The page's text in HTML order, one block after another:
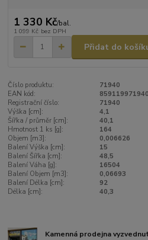
1 330 Kč/bal.
1 099 Kč bez DPH
Přidat do
Číslo produktu:
71940
EAN kód:
Registrační číslo:
71940
Výška [cm]:
4,1
Šířka / průměr [cm]:
40,1
Hmotnost 1 ks [g]:
164
Objem [m3]:
0,006626
Balení Výška [cm]:
15
Balení Šířka [cm]:
48,5
Balení Váha [g]:
16504
Balení Objem [m3]:
0,06693
Balení Délka [cm]:
92
Délka [cm]:
40,3
Kamenná prodejna